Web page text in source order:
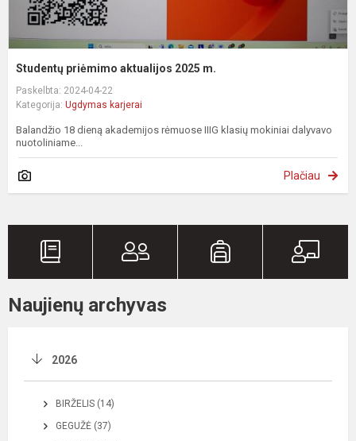
Studentų priėmimo aktualijos 2025 m.
Paskelbta: 2024-04-22
Kategorija: Ugdymas karjerai
Balandžio 18 dieną akademijos rėmuose IIIG klasių mokiniai dalyvavo
nuotoliniame...
Plačiau
Naujienų archyvas
2026
BIRŽELIS (14)
GEGUŽĖ (37)